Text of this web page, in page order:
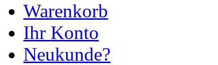
Warenkorb
Ihr Konto
Neukunde?